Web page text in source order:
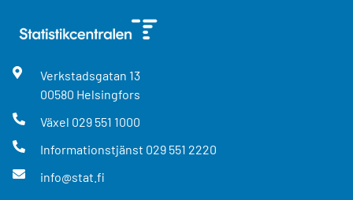
Verkstadsgatan 13
00580 Helsingfors
Växel 029 551 1000
Informationstjänst 029 551 2220
info@stat.fi